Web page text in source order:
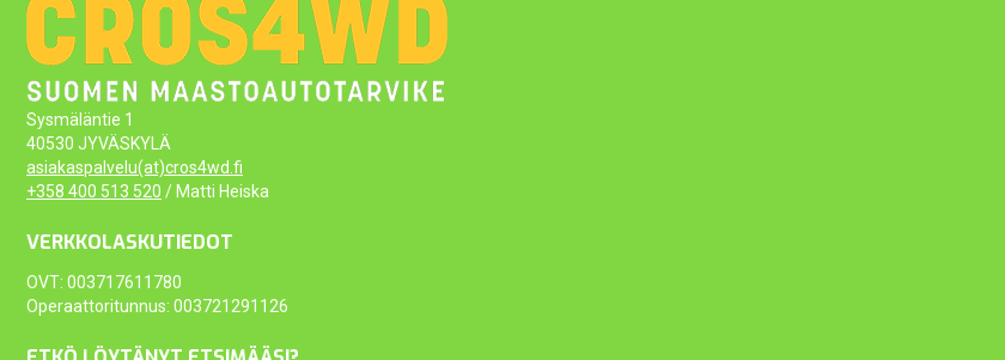
Sysmäläntie 1
40530 JYVÄSKYLÄ
asiakaspalvelu(at)cros4wd.fi
+358 400 513 520 / Matti Heiska
VERKKOLASKUTIEDOT
OVT: 003717611780
Operaattoritunnus: 003721291126